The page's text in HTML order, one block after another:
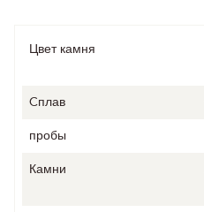
Цвет камня
Cплав
пробы
Камни